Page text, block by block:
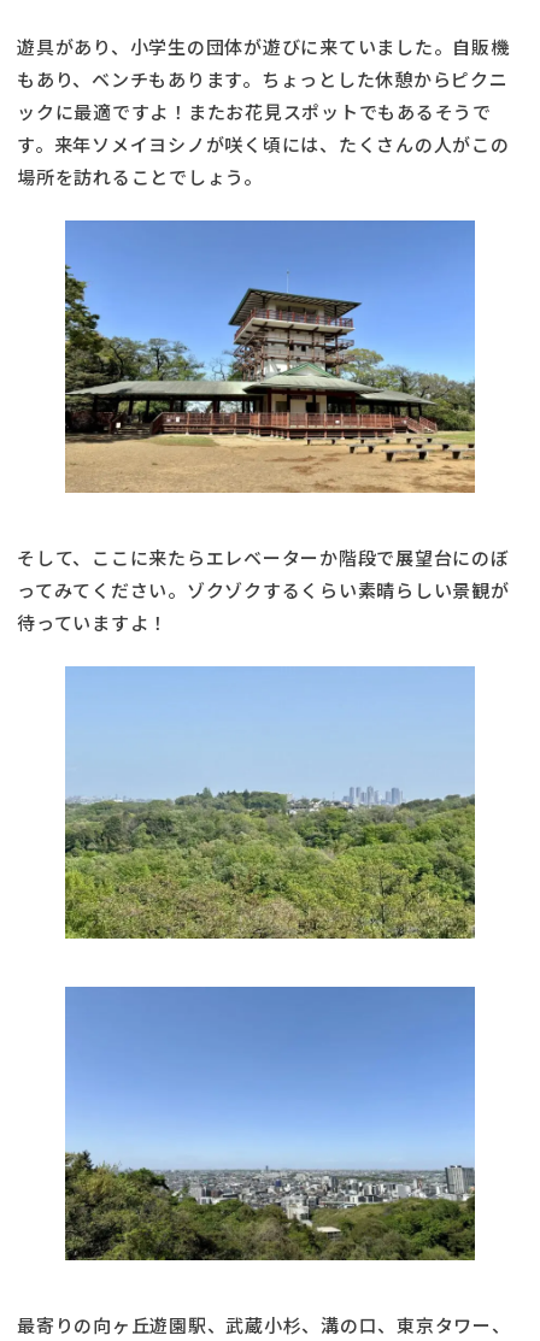
遊具があり、小学生の団体が遊びに来ていました。自販機
もあり、ベンチもあります。ちょっとした休憩からピクニ
ックに最適ですよ！またお花見スポットでもあるそうで
す。来年ソメイヨシノが咲く頃には、たくさんの人がこの
場所を訪れることでしょう。
そして、ここに来たらエレベーターか階段で展望台にのぼ
ってみてください。ゾクゾクするくらい素晴らしい景観が
待っていますよ！
最寄りの向ヶ丘遊園駅、武蔵小杉、溝の口、東京タワー、